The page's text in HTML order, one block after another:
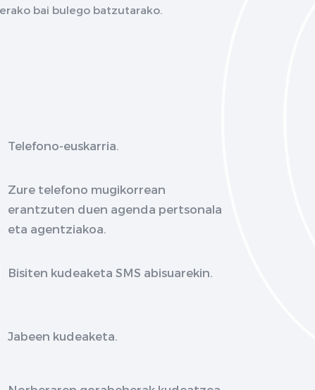
bai bulego batzutarako.
Telefono-euskarria.
Zure telefono mugikorrean
erantzuten duen agenda pertsonala
eta agentziakoa.
Bisiten kudeaketa SMS abisuarekin.
Jabeen kudeaketa.